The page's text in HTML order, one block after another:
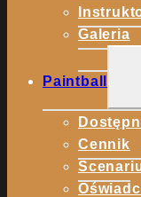
Galeria
Paintball
Cennik